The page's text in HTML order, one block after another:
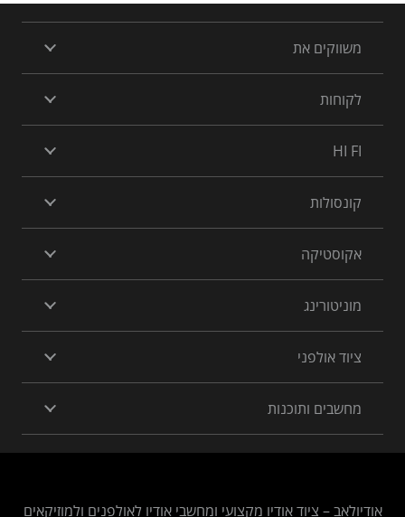
משווקים את
לקוחות
HI FI
קונסולות
אקוסטיקה
מוניטורינג
ציוד אולפני
מחשבים ותוכנות
אודיולאב – ציוד אודיו מקצועי ומחשבי אודיו לאולפנים ולמוזיקאים